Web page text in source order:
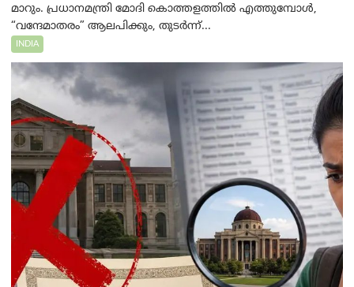
മാറും. പ്രധാനമന്ത്രി മോദി കൊത്തളത്തിൽ എത്തുമ്പോൾ,
“വന്ദേമാതരം” ആലപിക്കും, തുടർന്ന്...
INDIA